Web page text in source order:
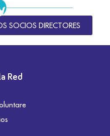
SOCIOS DIRECTORES
Red